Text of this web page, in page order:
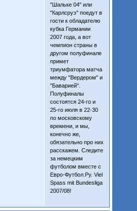
"Шальке 04" или
"Карлсруэ" поедут в
гости к обладателю
кубка Германии
2007 года, а вот
чемпион страны в
другом полуфинале
примет
триумфатора матча
между "Вердером" и
"Баварией".
Полуфиналы
состоятся 24-го и
25-го июля в 22-30
по московскому
времени, и мы,
конечно же,
обязательно про них
расскажем. Следите
за немецким
футболом вместе с
Евро-Футбол.Ру. Viel
Spass mit Bundesliga
2007/08!